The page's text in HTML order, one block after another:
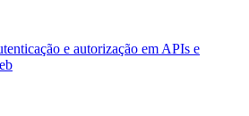
e autorização em APIs e